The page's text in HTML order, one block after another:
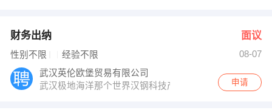
财务出纳 面议
性别不限 经验不限
08-07
武汉英伦欧堡贸易有限公司
武汉极地海洋那个世界汉钢科技产业园3栋2单元6楼
申请